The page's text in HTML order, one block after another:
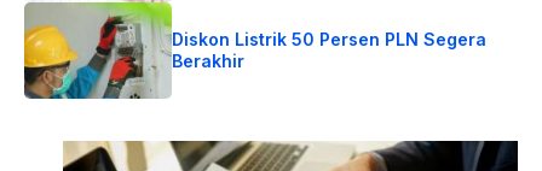
Diskon Listrik 50 Persen PLN Segera
Berakhir